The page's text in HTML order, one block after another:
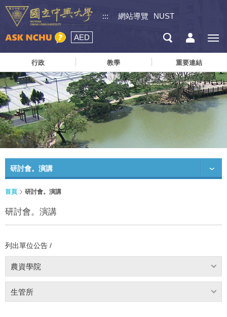
::: 網站導覽 NUST
AED
行政 教學 重要連結
研討會。演講
首頁 研討會。演講
研討會。演講
列出單位公告 /
農資學院
生管所